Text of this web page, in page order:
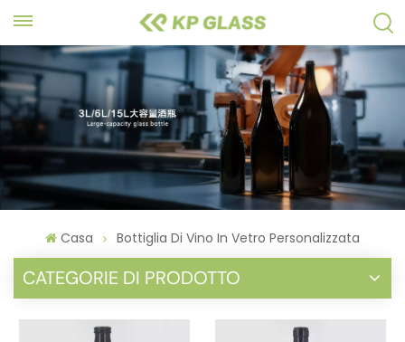
Casa Bottiglia Di Vino In Vetro Personalizzata
CATEGORIE DI PRODOTTO